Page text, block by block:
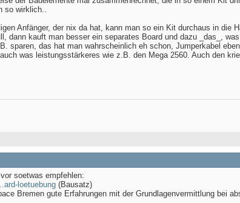
wirklich..
Anfänger, der nix da hat, kann man so ein Kit durchaus in die
dann kauft man besser ein separates Board und dazu _das_,
sparen, das hat man wahrscheinlich eh schon, Jumperkabel
was leistungsstärkeres wie z.B. den Mega 2560. Auch den
soetwas empfehlen:
loetuebung (Bausatz)
Bremen gute Erfahrungen mit der Grundlagenvermittlung bei